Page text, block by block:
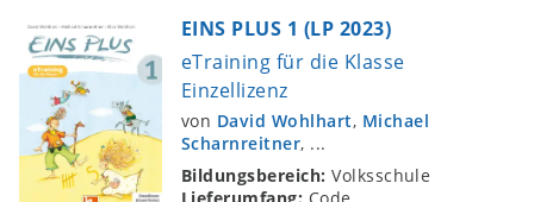
EINS PLUS 1 (LP 2023)
eTraining für die Klasse
Einzellizenz
von David Wohlhart, Michael
Scharnreitner, ...
Bildungsbereich:Volksschule
Lieferumfang: Code